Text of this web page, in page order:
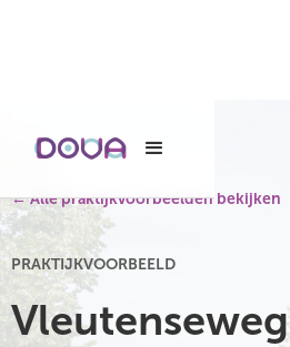
← Alle praktijkvoorbeelden bekijken
PRAKTIJKVOORBEELD
Vleutenseweg